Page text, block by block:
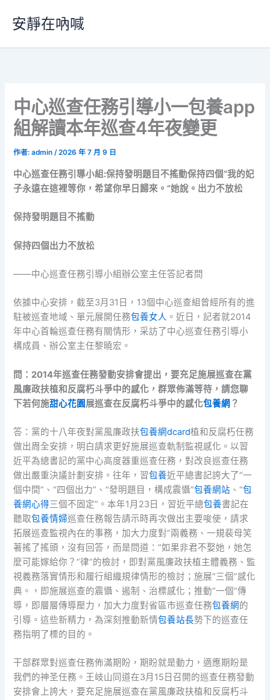
要
安靜在吶喊
中心巡查任務引導小一包養app
組解讀本年巡查4年夜變更
作者:admin/2026 年 7 月 9 日
中心巡查任務引導小組:保持發明題目不搖動保持四個“我的妃
子永遠在這裡等你，希望你早日歸來。”她說。出力不放松
保持發明題目不搖動
保持四個出力不放松
——中心巡查任務引導小組辦公室主任答記者問
依據中心安排，截至3月31日，13個中心巡查組曾經所有的進
駐被巡查地域、單元展開任務包養女人 。近日，記者就2014
年中心首輪巡查任務有關情形，采訪了中心巡查任務引導小
構成員、辦公室主任黎曉宏。
問：2014年巡查任務發動安排會提出，要充足施展巡查在黨
風廉政扶植和反腐朽斗爭中的感化，群眾佈滿等待，請您聊
下若何施甜心花園展巡查在反腐朽斗爭中的感化包養網 ？
答：黨的十八年夜對黨風廉政扶包養網dcard植和反腐朽任務
做出周全安排，明白請求更好施展巡查軌制監視感化。以習
近平為總書記的黨中心高度器重巡查任務，對改良巡查任務
做出嚴重決議計劃安排。往年，習包養近平總書記誇大了“一
個中間”、“四個出力”、“發明題目，構成震懾”包養網站 、“包
養網心得三個不固定”。本年1月23日，習近平總包養書記在
聽取包養情婦巡查任務報告請示時再次做出主要唆使，請求
拓展巡查監視內在的事務，加大力度對“兩義務、一規裴母笑
著搖了搖頭，沒有回答，而是問道：“如果非君不娶她，她怎
麼可能嫁給你？”律”的檢討，即對黨風廉政扶植主體義務、監
視義務落實情形和履行組織規律情形的檢討；施展“三個”感化
典。，即施展巡查的震懾、遏制、治標感化；推動“一個”傳
導，即層層傳導壓力，加大力度對省區市巡查任務包養網的
引導。這些新精力，為深刻推動新情包養站長勢下的巡查任
務指明了標的目的。
干部群眾對巡查任務佈滿期盼，期盼就是動力，適應期盼是
我們的神圣任務。王岐山同道在3月15日召開的巡查任務發動
安排會上誇大，要充足施展巡查在黨風廉政扶植和反腐朽斗